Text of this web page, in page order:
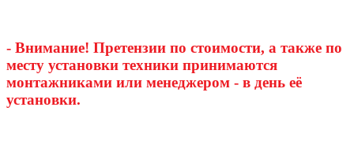
- Внимание! Претензии по стоимости, а также по
месту установки техники принимаются
монтажниками или менеджером - в день её
установки.